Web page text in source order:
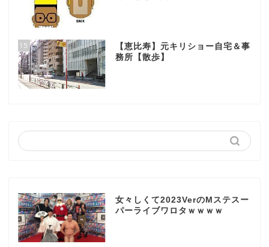
15
【恵比寿】元キリショー自宅＆事
務所【散歩】
女々しくて2023VerのMステスー
パーライブワロタｗｗｗｗ